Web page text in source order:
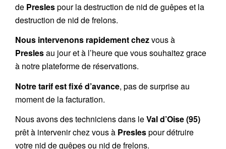
de Preslespour la destruction de nid de guêpes et la
destruction de nid de frelons.
Nous intervenons rapidement chezvous à
Preslesau jour et à l’heure que vous souhaitez grace
à notre plateforme de réservations.
Notre tarif est fixé d’avance, pas de surprise au
moment de la facturation.
Nous avons des techniciens dans leVal d’Oise (95)
prêt à intervenir chez vous à Preslespour détruire
votre nid de guêpes ou nid de frelons.